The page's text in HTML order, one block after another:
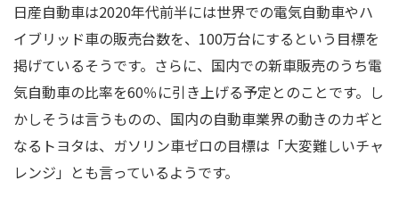
日産自動車は2020年代前半には世界での電気自動車やハ
イブリッド車の販売台数を、100万台にするという目標を
掲げているそうです。さらに、国内での新車販売のうち電
気自動車の比率を60％に引き上げる予定とのことです。し
かしそうは言うものの、国内の自動車業界の動きのカギと
なるトヨタは、ガソリン車ゼロの目標は「大変難しいチャ
レンジ」とも言っているようです。